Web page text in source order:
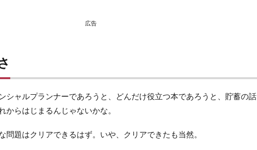
広告
シャルプランナーであろうと、どんだけ役立つ本であろうと、貯蓄の話
からはじまるんじゃないかな。
問題はクリアできるはず。いや、クリアできたも当然。